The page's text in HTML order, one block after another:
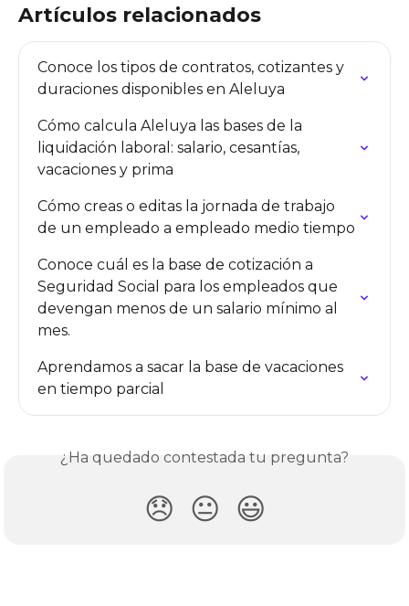
Artículos relacionados
Conoce los tipos de contratos, cotizantes y
duraciones disponibles en Aleluya
Cómo calcula Aleluya las bases de la
liquidación laboral: salario, cesantías,
vacaciones y prima
Cómo creas o editas la jornada de trabajo
de un empleado a empleado medio tiempo
Conoce cuál es la base de cotización a
Seguridad Social para los empleados que
devengan menos de un salario mínimo al
mes.
Aprendamos a sacar la base de vacaciones
en tiempo parcial
¿Ha quedado contestada tu pregunta?
😞 😐 😃